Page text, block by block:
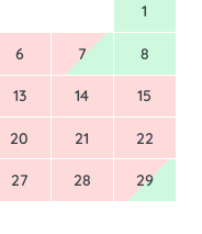
1
6 7 8
13 14 15
20 21 22
27 28 29